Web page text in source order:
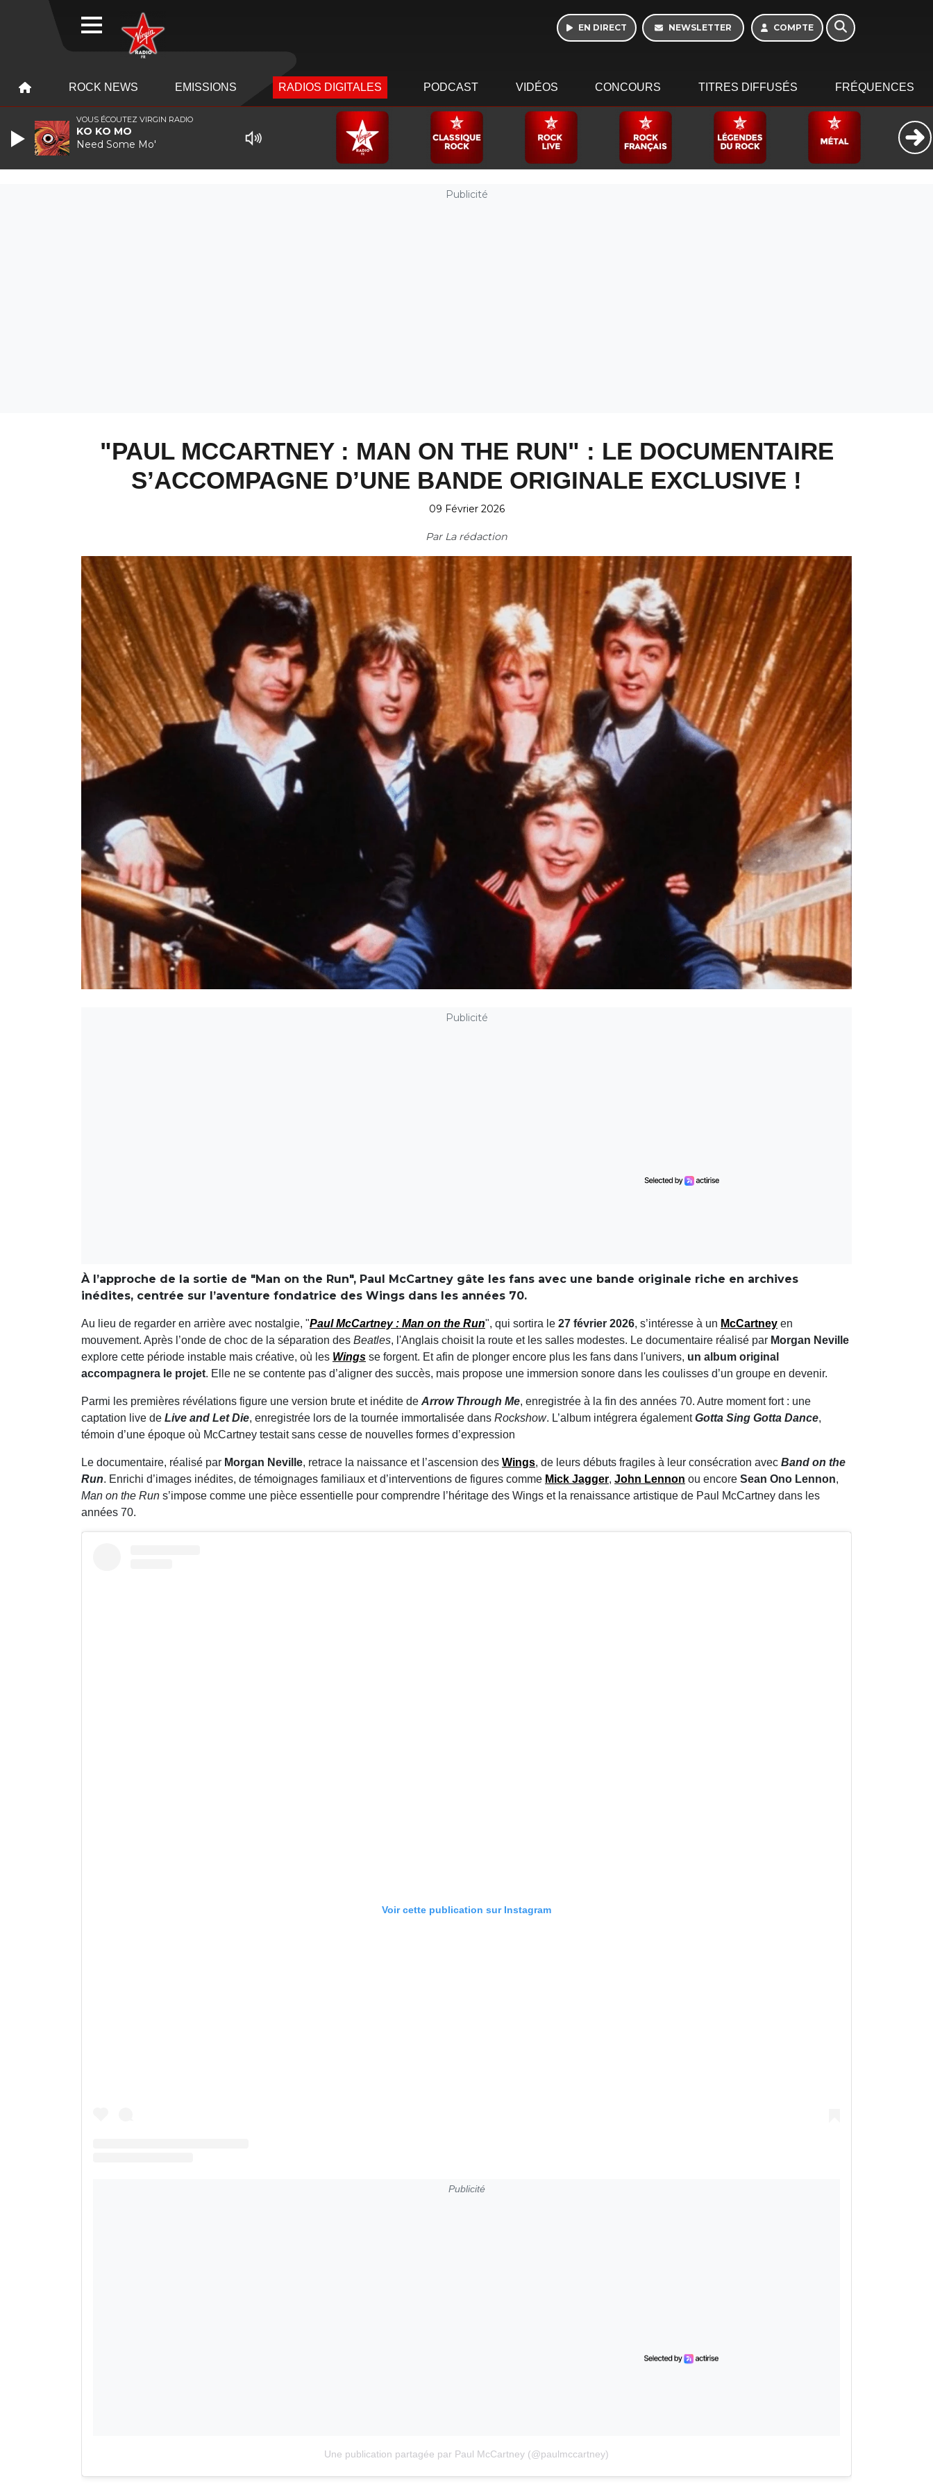
EN DIRECT NEWSLETTER COMPTE
ROCK NEWS EMISSIONS RADIOS DIGITALES PODCAST VIDÉOS CONCOURS TITRES DIFFUSÉS FRÉQUENCES
Publicité
"PAUL MCCARTNEY : MAN ON THE RUN" : LE DOCUMENTAIRE
S’ACCOMPAGNE D’UNE BANDE ORIGINALE EXCLUSIVE !
09 Février 2026
Par La rédaction
Publicité
À l’approche de la sortie de "Man on the Run", Paul McCartney gâte les fans avec une bande originale riche en archives
inédites, centrée sur l’aventure fondatrice des Wings dans les années 70.
Au lieu de regarder en arrière avec nostalgie, "Paul McCartney : Man on the Run", qui sortira le 27 février 2026, s’intéresse à un McCartney en
mouvement. Après l’onde de choc de la séparation des Beatles, l'Anglais choisit la route et les salles modestes. Le documentaire réalisé par Morgan Neville
explore cette période instable mais créative, où les Wings se forgent. Et afin de plonger encore plus les fans dans l'univers, un album original
accompagnera le projet. Elle ne se contente pas d’aligner des succès, mais propose une immersion sonore dans les coulisses d’un groupe en devenir.
Parmi les premières révélations figure une version brute et inédite de Arrow Through Me, enregistrée à la fin des années 70. Autre moment fort : une
captation live de Live and Let Die, enregistrée lors de la tournée immortalisée dans Rockshow. L’album intégrera égalementGotta Sing Gotta Dance,
témoin d’une époque où McCartney testait sans cesse de nouvelles formes d’expression
Le documentaire, réalisé par Morgan Neville, retrace la naissance et l’ascension des Wings, de leurs débuts fragiles à leur consécration avec Band on the
Run. Enrichi d’images inédites, de témoignages familiaux et d’interventions de figures comme Mick Jagger, John Lennon ou encore Sean Ono Lennon,
Man on the Run s’impose comme une pièce essentielle pour comprendre l’héritage des Wings et la renaissance artistique de Paul McCartney dans les
années 70.
Voir cette publication sur Instagram
Publicité
Une publication partagée par Paul McCartney (@paulmccartney)
VOUS ÉCOUTEZ VIRGIN RADIO
KO KO MO
Need Some Mo'
WEBRADIO